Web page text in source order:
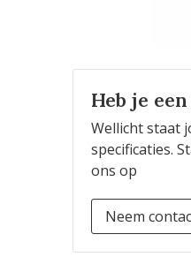
Heb je
Wellicht staat
specificaties.
ons op
Neem